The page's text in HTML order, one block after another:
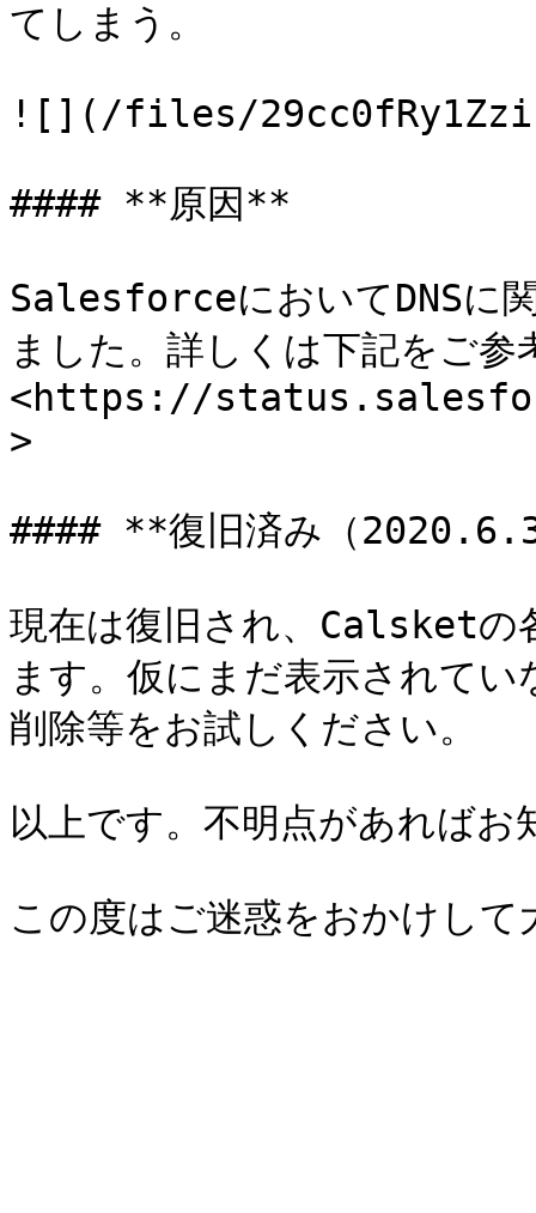
てしまう。
![](/files/
#### **原因**
SalesforceにおいてDNSに
ました。詳しくは下記をご
<https://
>
#### **復旧済み（
現在は復旧され、Calsketの
ます。仮にまだ表示されて
削除等をお試しください。
以上です。不明点があればお